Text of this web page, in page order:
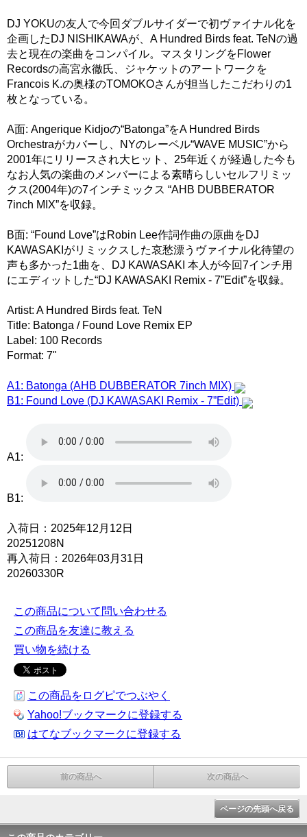
DJ YOKUの友人で今回ダブルサイダーで初ヴァイナル化を
企画したDJ NISHIKAWAが、A Hundred Birds feat. TeNの過
去と現在の楽曲をコンパイル。マスタリングをFlower
Recordsの高宮永徹氏、ジャケットのアートワークを
Francois K.の奥様のTOMOKOさんが担当したこだわりの1
枚となっている。
A面: Angerique Kidjoの“Batonga”をA Hundred Birds
Orchestraがカバーし、NYのレーベル“WAVE MUSIC”から
2001年にリリースされ大ヒット、25年近くが経過した今も
なお人気の楽曲のメンバーによる素晴らしいセルフリミッ
クス(2004年)の7インチミックス “AHB DUBBERATOR
7inch MIX”を収録。
B面: “Found Love”はRobin Lee作詞作曲の原曲をDJ
KAWASAKIがリミックスした哀愁漂うヴァイナル化待望の
声も多かった1曲を、DJ KAWASAKI 本人が今回7インチ用
にエディットした“DJ KAWASAKI Remix - 7”Edit”を収録。
Artist: A Hundred Birds feat. TeN
Title: Batonga / Found Love Remix EP
Label: 100 Records
Format: 7"
A1: Batonga (AHB DUBBERATOR 7inch MIX)
B1: Found Love (DJ KAWASAKI Remix - 7”Edit)
A1:
B1:
入荷日：2025年12月12日
20251208N
再入荷日：2026年03月31日
20260330R
この商品について問い合わせる
この商品を友達に教える
買い物を続ける
この商品をログピでつぶやく
Yahoo!ブックマークに登録する
はてなブックマークに登録する
前の商品へ 次の商品へ
ページの先頭へ戻る